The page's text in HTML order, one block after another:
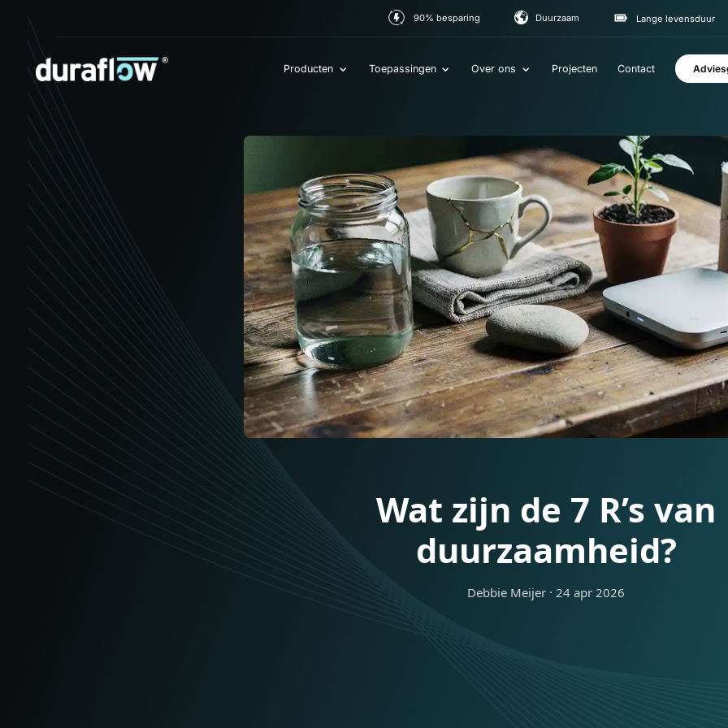
90% besparing Duurzaam Lange
Producten Toepassingen Over ons Projecten Contact
Wat zijn de 7 R’s
duurzaamheid?